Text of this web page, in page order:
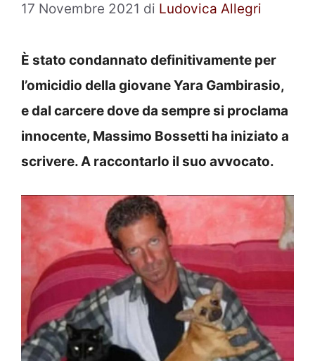
17 Novembre 2021 di Ludovica Allegri
È stato condannato definitivamente per
l’omicidio della giovane Yara Gambirasio,
e dal carcere dove da sempre si proclama
innocente, Massimo Bossetti ha iniziato a
scrivere. A raccontarlo il suo avvocato.